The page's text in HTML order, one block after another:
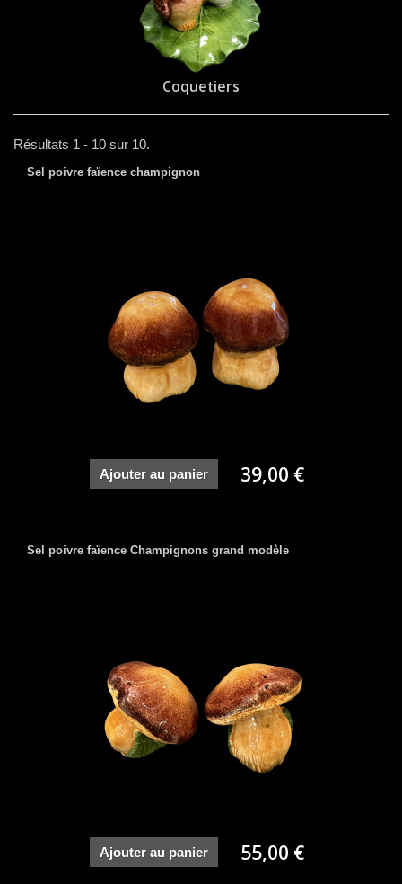
Coquetiers
Résultats 1 - 10 sur 10.
Sel poivre faïence champignon
Ajouter au panier 39,00 €
Sel poivre faïence Champignons grand modèle
Ajouter au panier 55,00 €